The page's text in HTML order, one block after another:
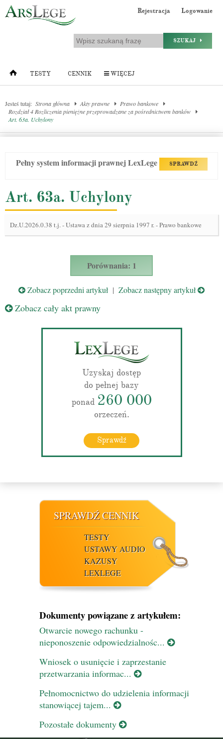
Rejestracja Logowanie
SZUKAJ
TESTY CENNIK WIĘCEJ
Jesteś tutaj: Strona główna Akty prawne
Prawo bankowe
Rozdział 4 Rozliczenia pieniężne przeprowadzane za pośrednictwem banków
Art. 63a. Uchylony
Pełny system informacji prawnej LexLege SPRAWDŹ
Art. 63a. Uchylony
Dz.U.2026.0.38 t.j.-Ustawa z dnia 29 sierpnia 1997 r. - Prawo bankowe
Porównania: 1
Zobacz poprzedni artykuł | Zobacz następny artykuł
Zobacz cały akt prawny
Uzyskaj dostęp
do pełnej bazy
ponad 260 000
orzeczeń.
Sprawdź
SPRAWDŹ CENNIK
TESTY
USTAWY AUDIO
KAZUSY
LEXLEGE
Dokumenty powiązane z artykułem:
Otwarcie nowego rachunku -
nieponoszenie odpowiedzialnośc...
Wniosek o usunięcie i zaprzestanie
przetwarzania informac...
Pełnomocnictwo do udzielenia informacji
stanowiącej tajem...
Pozostałe dokumenty